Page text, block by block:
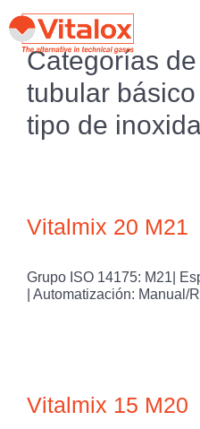
Categorías
tubular
tipo de
Vitalmix 20 M21
Grupo ISO 14175: M21|
| Automatización: Manual/
Vitalmix 15 M20